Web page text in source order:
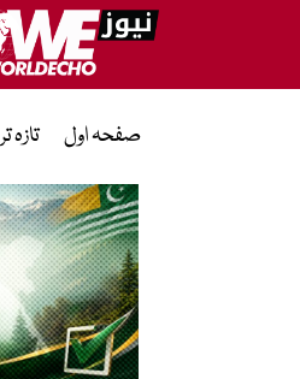
صفحہ اول تازہ